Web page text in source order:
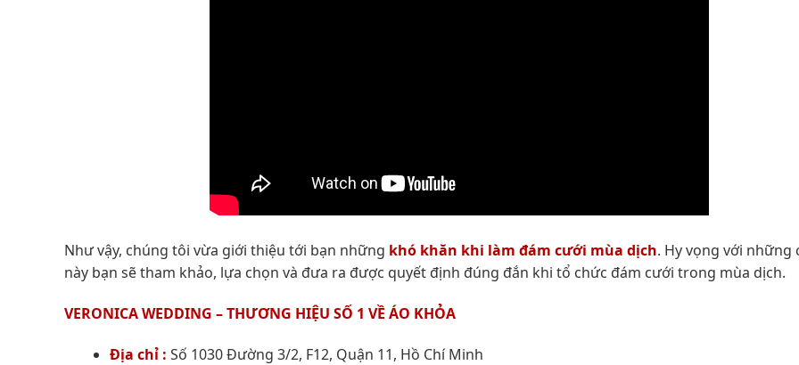
Như vậy, chúng tôi vừa giới thiệu tới bạn những khó khăn khi làm đám cưới mùa dịch. Hy vọng với những
này bạn sẽ tham khảo, lựa chọn và đưa ra được quyết định đúng đắn khi tổ chức đám cưới trong mùa dịch.
VERONICA WEDDING – THƯƠNG HIỆU SỐ 1 VỀ ÁO KHỎA
Địa chỉ : Số 1030 Đường 3/2, F12, Quận 11, Hồ Chí Minh